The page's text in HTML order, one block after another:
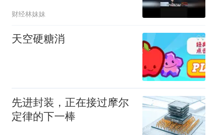
财经林妹妹
天空硬糖消
先进封装，正在接过摩尔
定律的下一棒